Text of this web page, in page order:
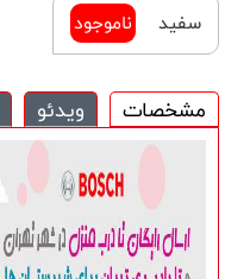
سفید ناموجود
مشخصات ویدئو